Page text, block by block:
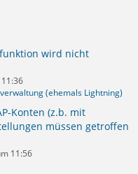
wird nicht
(ehemals Lightning)
Konten (z.b. mit
müssen getroffen
11:56